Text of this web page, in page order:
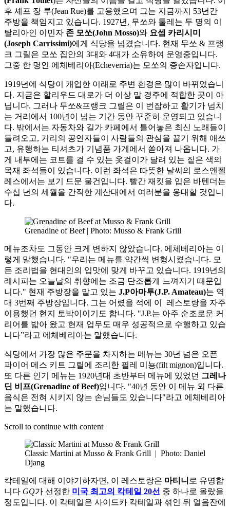
후 셰프 장 루(Jean Rue)를 고용했으며 그는 지금까지 53년간
주방을 책임지고 있습니다. 1927년, 무쏘와 툴레는 두 명의 이
탈리아인 이민자 존 모쏘(John Mosso)와 요셉 카리시미
(Joseph Carrissimi)에게 식당을 넘겼습니다. 현재 무쏘 & 프랭
크 그릴은 모쏘 집안의 3대와 4대가 소유하여 운영중입니다.
그중 한 명인 에체베리아(Echeverria)는 모쏘의 증손자입니다.
1919년에 식당이 개업한 이래로 주변 환경은 많이 바뀌었습니
다. 지금은 할리우드 대로가 더 이상 말 경주에 적합한 곳이 아
닙니다. 그러나 무쏘&프랭크 그릴은 이 번잡하고 활기가 넘치
는 거리에서 100년이 넘는 기간 동안 꾸준히 운영되고 있습니
다. 밖에서는 자동차와 길가 카페에서 틀어놓은 최신 노래들이
들려오고, 거리의 공연자들이 사람들의 관심을 끌기 위해 애쓰
고, 유행하는 티셔츠가 기념품 가게에서 쏟아져 나옵니다. 가
게 내부에는 코트를 걸 수 있는 옷걸이가 달려 있는 짙은 색의
목재 좌석들이 있습니다. 이런 좌석은 따뜻한 날씨의 로스앤젤
레스에서는 보기 드문 물건입니다. 빨간 재킷을 입은 바텐더는
수십 년의 세월을 간직한 계산대에서 여러분을 응대할 것입니
다.
Grenadine of Beef | Photo: Musso & Frank Grill
메뉴조차도 그동안 크게 변하지 않았습니다. 에체베리아는 이
렇게 말했습니다. "우리는 메뉴를 약간씩 변형시켰습니다. 모
든 조리법을 현대인의 입맛에 맞게 바꾸고 있습니다. 1919년의
레시피는 오늘날의 취향에는 조금 단조롭게 느껴지기 때문입
니다." 현재 주방장을 맡고 있는 J.P아마투(J.P. Amateau)는 역
대 3번째 주방장입니다. 그는 어렸을 적에 이 레스토랑을 자주
이용했던 현지 토박이이기도 합니다. "J.P.는 아주 순조로운 커
리어를 밟아 왔고 현재 업무도 매우 성공적으로 수행하고 있습
니다”라고 에체베리아는 말했습니다.
식당에서 가장 많은 주문을 차지하는 메뉴는 30년 넘은 오픈
파이어 메스 키트 그릴에 조리한 필레 미뇽(filt mignon)입니다.
또 다른 인기 메뉴는 1920년대 초반부터 메뉴에 있었던 그레나
딘 비프(Grenadine of Beef)입니다. "40년 동안 이 메뉴 외 다른
음식은 전혀 시키지 않는 손님들도 있습니다"라고 에체베리아
는 말했습니다.
Scroll to continue with content
Classic Martini at Musso & Frank Grill | Photo: Daniel
Djang
칵테일에 대해 이야기하자면, 이 레스토랑은 마티니 로 유명합
니다 GQ가 선정한 미국 최고의 칵테일 20선 중 하나로 올랐을
정도입니다. 이 칵테일은 사이드카 칵테일과 섞인 뒤 얼음잔에